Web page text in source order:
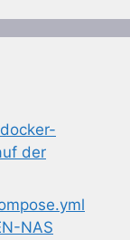
der
NAS